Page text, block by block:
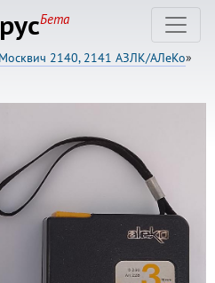
Бета
Москвич 2140, 2141 АЗЛК/АЛеКо»